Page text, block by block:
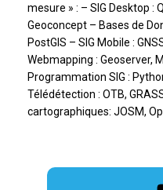
mesure » : – SIG Desktop :
Geoconcept – Bases de
PostGIS – SIG Mobile :
Webmapping : Geoserver,
Programmation SIG :
Télédétection : OTB,
cartographiques: JOSM,